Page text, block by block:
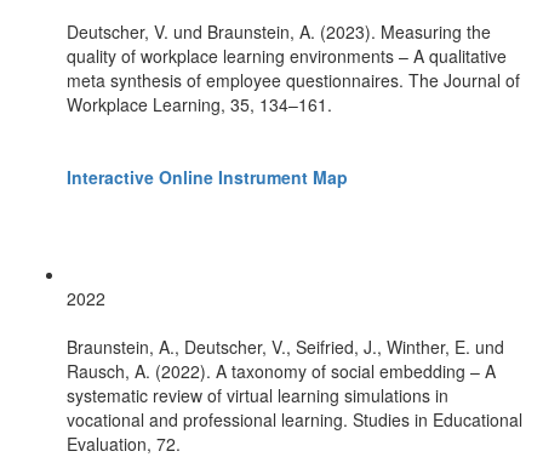
Deutscher, V. und Braunstein, A. (2023). Measuring the
quality of workplace learning environments – A qualitative
meta synthesis of employee questionnaires. The Journal of
Workplace Learning, 35, 134–161.
Interactive Online Instrument Map
2022
Braunstein, A., Deutscher, V., Seifried, J., Winther, E. und
Rausch, A. (2022). A taxonomy of social embedding – A
systematic review of virtual learning simulations in
vocational and professional learning. Studies in Educational
Evaluation, 72.